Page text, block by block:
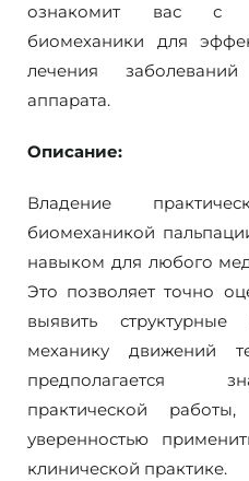
ознакомит вас с
биомеханики для
лечения заболеваний
аппарата.
Описание:
Владение
биомеханикой
навыком для любого
Это позволяет точно
выявить
механику движений
предполагается
практической
уверенностью
клинической практике.